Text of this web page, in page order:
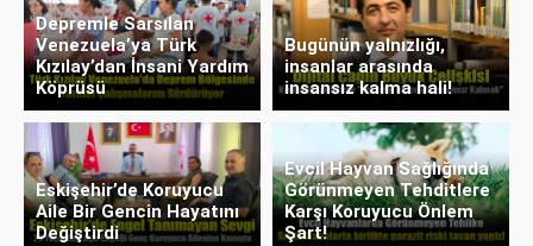
Depremle Sarsılan
Venezuela’ya Türk
Kızılay’dan İnsani Yardım
Köprüsü
Bugünün yalnızlığı,
insanlar arasında
insansız kalma hali!
Eskişehir’de Koruyucu
Aile Bir Gencin Hayatını
Değiştirdi
Evcil Hayvan Sağlığında
Görünmeyen Tehditlere
Karşı Koruyucu Önlem
Şart!